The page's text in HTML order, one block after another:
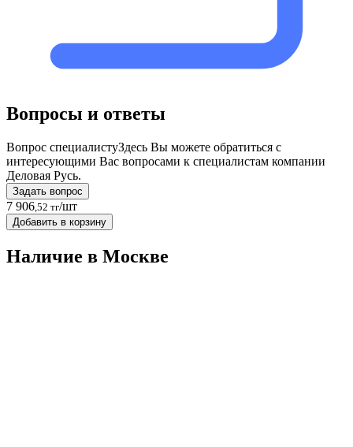
Вопросы и ответы
Вопрос специалистуЗдесь Вы можете обратиться с
интересующими Вас вопросами к специалистам компании
Деловая Русь.
Задать вопрос
7 906 ,52 тг/шт
Добавить в корзину
Наличие в Москвe